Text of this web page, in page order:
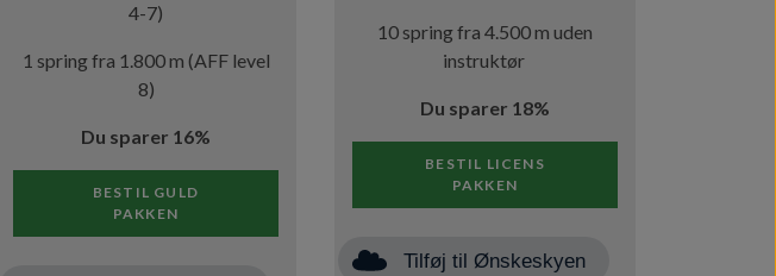
4-7)
1 spring fra 1.800 m (AFF level
8)
Du sparer 16%
BESTIL GULD
PAKKEN
10 spring fra 4.500 m uden
instruktør
Du sparer 18%
BESTIL LICENS
PAKKEN
Tilføj til Ønskeskyen